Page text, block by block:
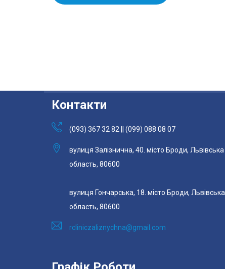
Контакти
(093) 367 32 82 || (099) 088 08 07
вулиця Залізнична, 40. місто Броди, Львівська
область, 80600
вулиця Гончарська, 18. місто Броди, Львівська
область, 80600
rcliniczaliznychna@gmail.com